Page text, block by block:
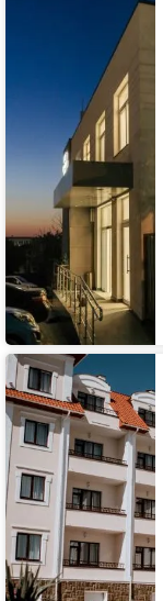
Гостиница
Гранд